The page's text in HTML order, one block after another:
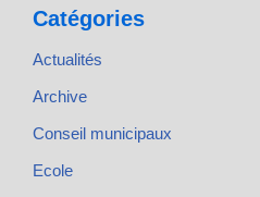
Catégories
Actualités
Archive
Conseil municipaux
Ecole